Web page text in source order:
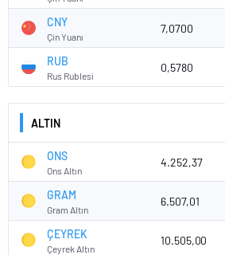
CNY
Çin Yuanı
7,0700
RUB
Rus Rublesi
0,5780
ALTIN
ONS
Ons Altın
4.252,37
GRAM
Gram Altın
6.507,01
ÇEYREK
Çeyrek Altın
10.505,00